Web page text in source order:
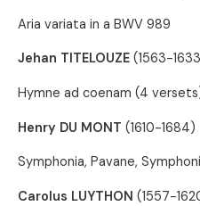
Aria variata in a BWV 989
Jehan TITELOUZE (1563-
Hymne ad coenam (4
Henry DU MONT (1610-1684)
Symphonia, Pavane,
Carolus LUYTHON (1557-